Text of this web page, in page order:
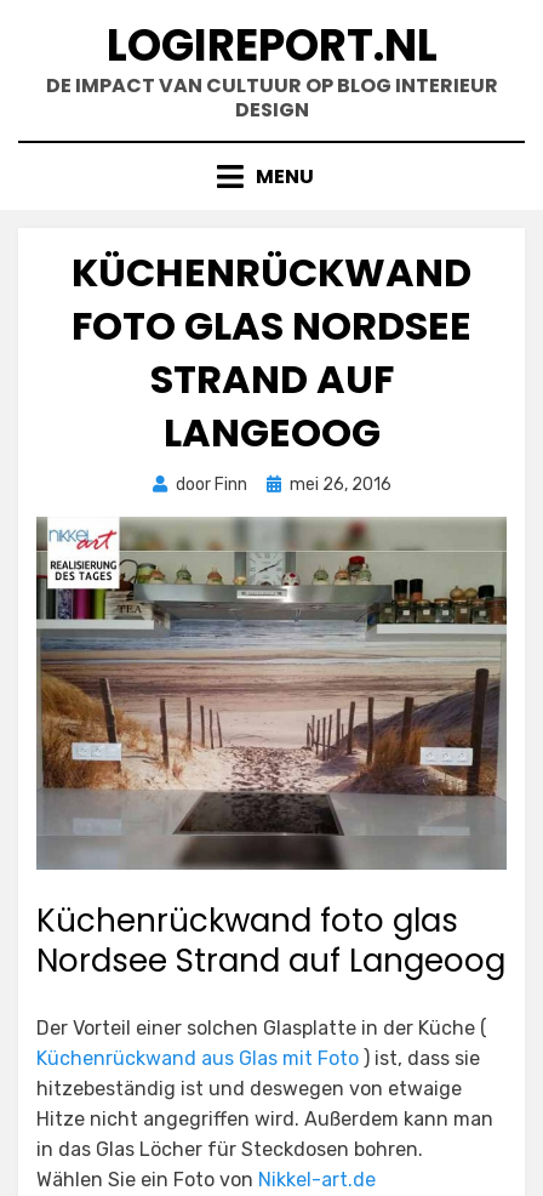
inhoud
LOGIREPORT.NL
DE IMPACT VAN CULTUUR OP BLOG INTERIEUR
DESIGN
MENU
KÜCHENRÜCKWAND
FOTO GLAS NORDSEE
STRAND AUF
LANGEOOG
door Finn
Geplaatst
mei 26, 2016
Küchenrückwand foto glas
Nordsee Strand auf Langeoog
Der Vorteil einer solchen Glasplatte in der Küche (
Küchenrückwand aus Glas mit Foto ) ist, dass sie
hitzebeständig ist und deswegen von etwaige
Hitze nicht angegriffen wird. Außerdem kann man
in das Glas Löcher für Steckdosen bohren.
Wählen Sie ein Foto von Nikkel-art.de